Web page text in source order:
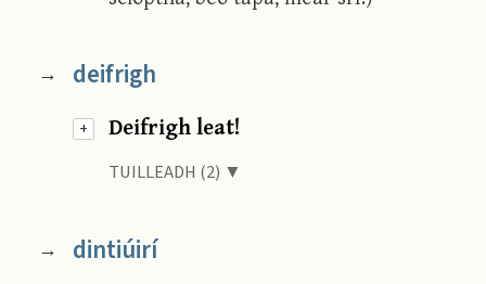
+
→ deifrigh
Deifrigh leat!
TUILLEADH (2) ▼
→ dintiúirí